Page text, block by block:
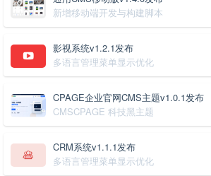
新增移动端开发与构建脚本
影视系统v1.2.1发布
多语言管理菜单显示优化
CPAGE企业官网CMS主题v1.0.1发布
CMSCPAGE 科技黑主题
CRM系统v1.1.1发布
多语言管理菜单显示优化